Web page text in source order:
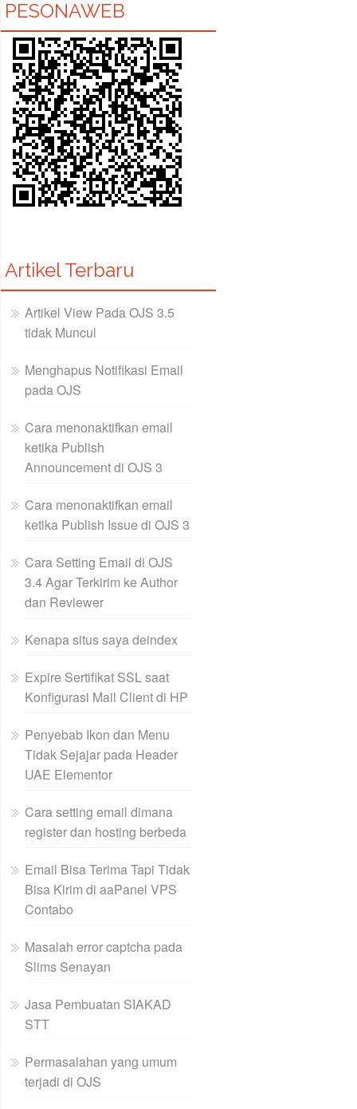
PESONAWEB
Artikel Terbaru
Artikel View Pada OJS 3.5
tidak Muncul
Menghapus Notifikasi Email
pada OJS
Cara menonaktifkan email
ketika Publish
Announcement di OJS 3
Cara menonaktifkan email
ketika Publish Issue di OJS 3
Cara Setting Email di OJS
3.4 Agar Terkirim ke Author
dan Reviewer
Kenapa situs saya deindex
Expire Sertifikat SSL saat
Konfigurasi Mail Client di HP
Penyebab Ikon dan Menu
Tidak Sejajar pada Header
UAE Elementor
Cara setting email dimana
register dan hosting berbeda
Email Bisa Terima Tapi Tidak
Bisa Kirim di aaPanel VPS
Contabo
Masalah error captcha pada
Slims Senayan
Jasa Pembuatan SIAKAD
STT
Permasalahan yang umum
terjadi di OJS